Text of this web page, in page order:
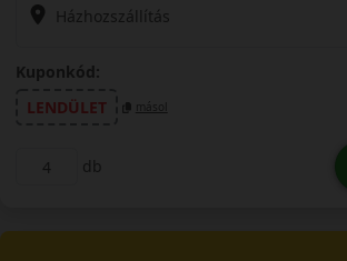
Házhozszállítás
Kuponkód:
LENDÜLET
másol
db